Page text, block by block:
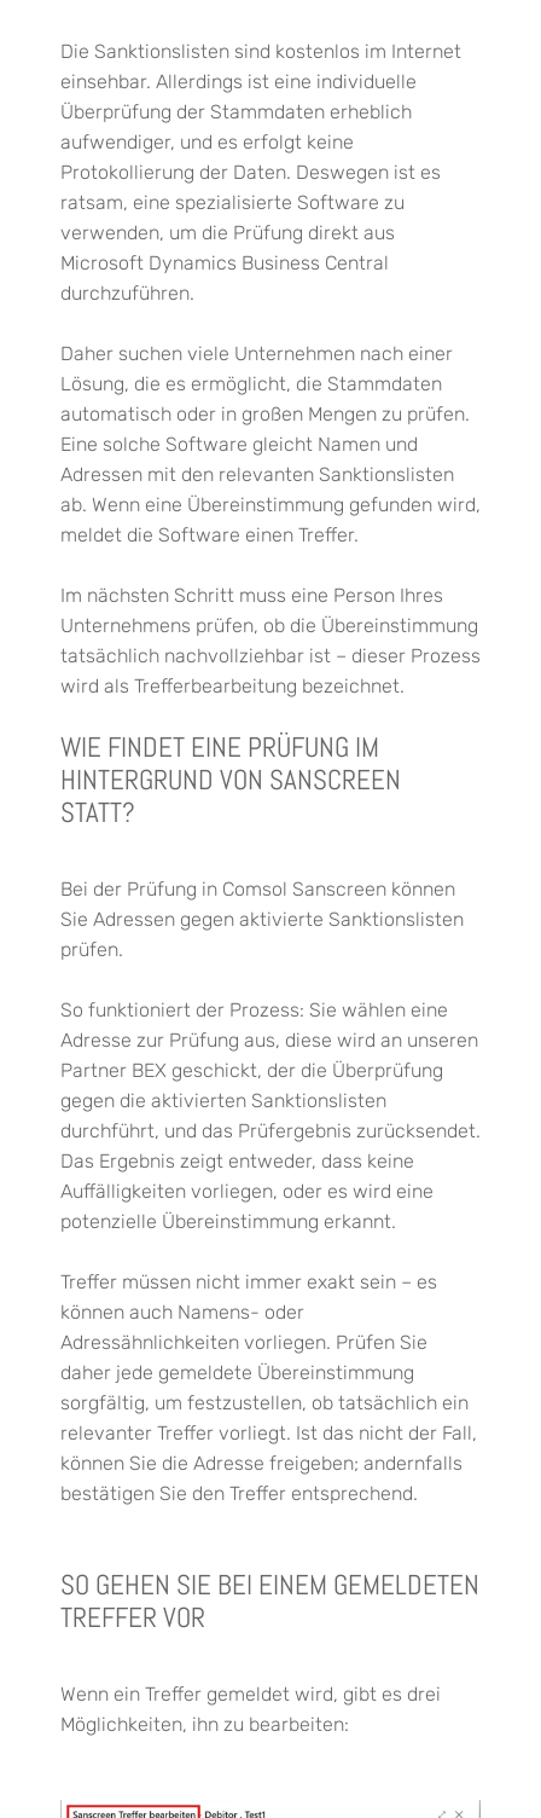
Die Sanktionslisten sind kostenlos im Internet
einsehbar. Allerdings ist eine individuelle
Überprüfung der Stammdaten erheblich
aufwendiger, und es erfolgt keine
Protokollierung der Daten. Deswegen ist es
ratsam, eine spezialisierte Software zu
verwenden, um die Prüfung direkt aus
Microsoft Dynamics Business Central
durchzuführen.
Daher suchen viele Unternehmen nach einer
Lösung, die es ermöglicht, die Stammdaten
automatisch oder in großen Mengen zu prüfen.
Eine solche Software gleicht Namen und
Adressen mit den relevanten Sanktionslisten
ab. Wenn eine Übereinstimmung gefunden wird,
meldet die Software einen Treffer.
Im nächsten Schritt muss eine Person Ihres
Unternehmens prüfen, ob die Übereinstimmung
tatsächlich nachvollziehbar ist – dieser Prozess
wird als Trefferbearbeitung bezeichnet.
WIE FINDET EINE PRÜFUNG IM
HINTERGRUND VON SANSCREEN
STATT?
Bei der Prüfung in Comsol Sanscreen können
Sie Adressen gegen aktivierte Sanktionslisten
prüfen.
So funktioniert der Prozess: Sie wählen eine
Adresse zur Prüfung aus, diese wird an unseren
Partner BEX geschickt, der die Überprüfung
gegen die aktivierten Sanktionslisten
durchführt, und das Prüfergebnis zurücksendet.
Das Ergebnis zeigt entweder, dass keine
Auffälligkeiten vorliegen, oder es wird eine
potenzielle Übereinstimmung erkannt.
Treffer müssen nicht immer exakt sein – es
können auch Namens- oder
Adressähnlichkeiten vorliegen. Prüfen Sie
daher jede gemeldete Übereinstimmung
sorgfältig, um festzustellen, ob tatsächlich ein
relevanter Treffer vorliegt. Ist das nicht der Fall,
können Sie die Adresse freigeben; andernfalls
bestätigen Sie den Treffer entsprechend.
SO GEHEN SIE BEI EINEM GEMELDETEN
TREFFER VOR
Wenn ein Treffer gemeldet wird, gibt es drei
Möglichkeiten, ihn zu bearbeiten: